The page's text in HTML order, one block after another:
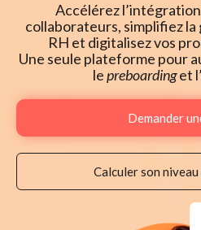
Accélérez
collaborateurs, simplifiez
RH et digitalisez vos
Une seule plateforme pour
lepreboardinget l’
Demander
Calculer son